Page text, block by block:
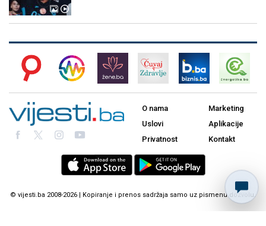
O nama
Uslovi
Privatnost
Marketing
Aplikacije
Kontakt
© vijesti.ba 2008-2026 | Kopiranje i prenos sadržaja samo uz pismenu dozvolu.